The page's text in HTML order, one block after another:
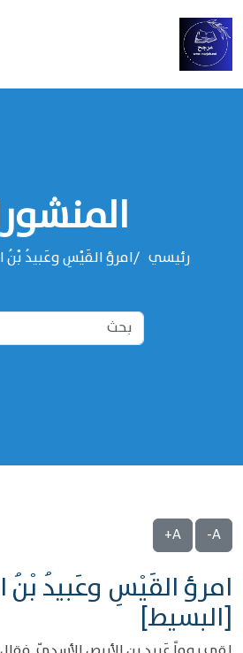
رئيسي امرؤ القَيْسِ وعَبيدُ بْنُ
A-
A+
امرؤ القَيْسِ وعَبيدُ بْنُ
[البسيط]